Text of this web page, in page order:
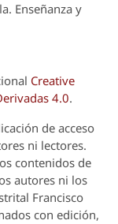
Enseñanza y
Creative
4.0.
de acceso
ni lectores.
contenidos de
autores ni los
Francisco
con edición,